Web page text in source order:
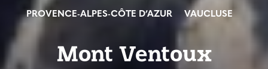
PROVENCE-ALPES-CÔTE D’AZUR VAUCLUSE
Mont Ventoux